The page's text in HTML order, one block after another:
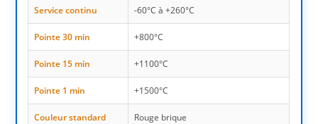
Service continu -60°C à +260°C
Pointe 30 min +800°C
Pointe 15 min +1100°C
Pointe 1 min +1500°C
Couleur standard Rouge brique